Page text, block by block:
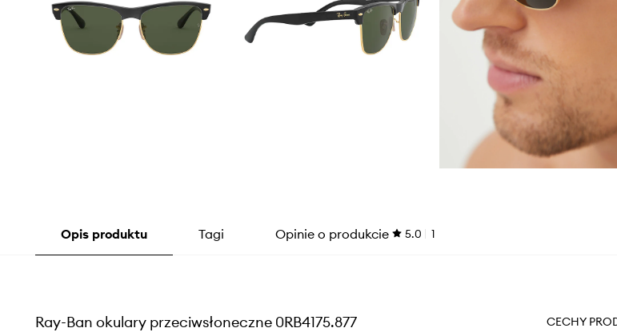
Opis produktu Tagi Opinie o produkcie 5.0 1
Ray-Ban okulary przeciwsłoneczne 0RB4175.877 CECHY